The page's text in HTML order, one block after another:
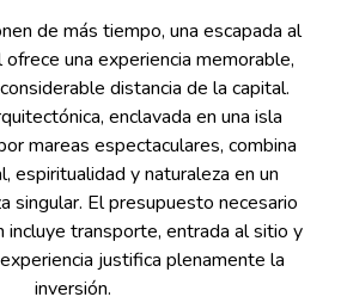
de más tiempo, una escapada al
una experiencia memorable,
distancia de la capital.
enclavada en una isla
mareas espectaculares, combina
espiritualidad y naturaleza en un
singular. El presupuesto necesario
incluye transporte, entrada al sitio y
justifica plenamente la
inversión.